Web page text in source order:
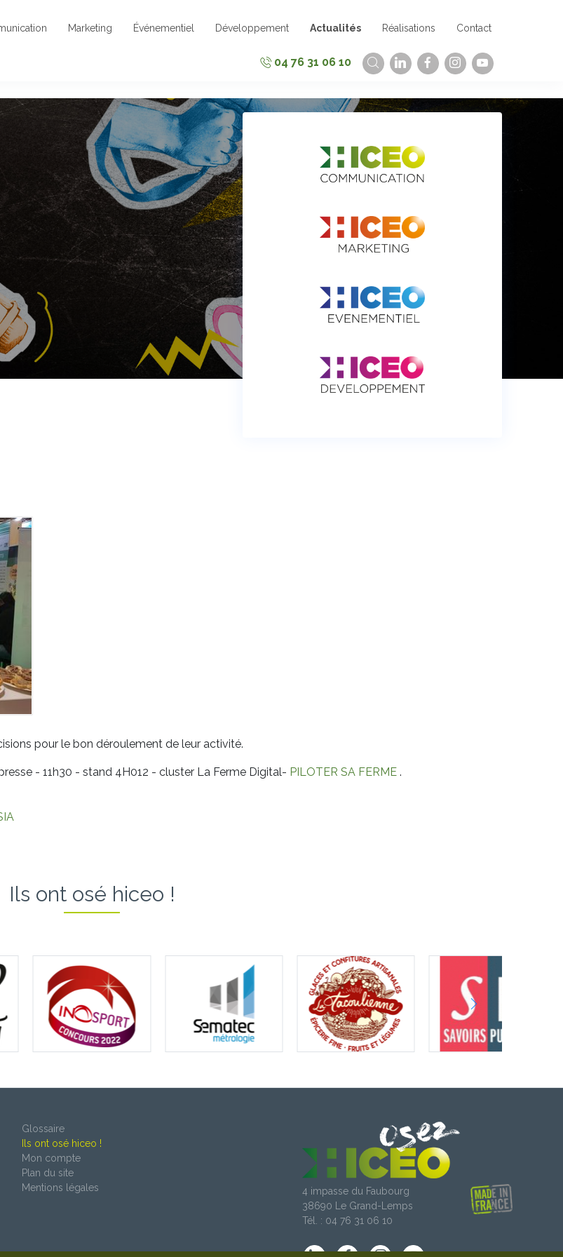
Marketing Événementiel Développement Actualités Réalisations Contact
04 76 31 06 10
pour le bon déroulement de leur activité.
- 11h30 - stand 4H012 - cluster La Ferme Digital- PILOTER SA FERME .
Ils ont osé hiceo !
Glossaire
Ils ont osé hiceo !
Mon compte
Plan du site
Mentions légales
4 impasse du Faubourg
38690 Le Grand-Lemps
Tél. : 04 76 31 06 10